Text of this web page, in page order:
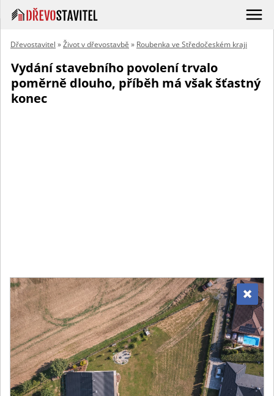
Dřevostavitel »Život v dřevostavbě » Roubenka ve Středočeském kraji
Vydání stavebního povolení trvalo
poměrně dlouho, příběh má však šťastný
konec